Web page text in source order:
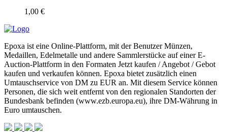
1,00 €
Epoxa ist eine Online-Plattform, mit der Benutzer Münzen,
Medaillen, Edelmetalle und andere Sammlerstücke auf einer E-
Auction-Plattform in den Formaten Jetzt kaufen / Angebot / Gebot
kaufen und verkaufen können. Epoxa bietet zusätzlich einen
Umtauschservice von DM zu EUR an. Mit diesem Service können
Personen, die sich weit entfernt von den regionalen Standorten der
Bundesbank befinden (www.ezb.europa.eu), ihre DM-Währung in
Euro umtauschen.